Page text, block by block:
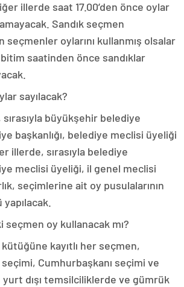
illerde saat 17.00’den önce oylar
Sandık seçmen
oylarını kullanmış olsalar
saatinden önce sandıklar
sayılacak?
büyükşehir belediye
başkanlığı, belediye meclisi üyeliği
illerde, sırasıyla belediye
meclisi üyeliği, il genel meclisi
seçimlerine ait oy pusulalarının
seçmen oy kullanacak mı?
kütüğüne kayıtlı her seçmen,
Cumhurbaşkanı seçimi ve
yurt dışı temsilciliklerde ve gümrük